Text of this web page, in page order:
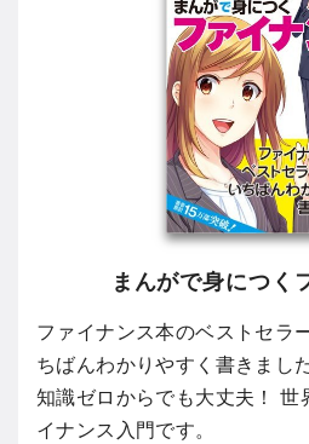
まんがで身につく
ファイナンス本のベストセラ
ちばんわかりやすく書きました
知識ゼロからでも大丈夫！ 世
イナンス入門です。